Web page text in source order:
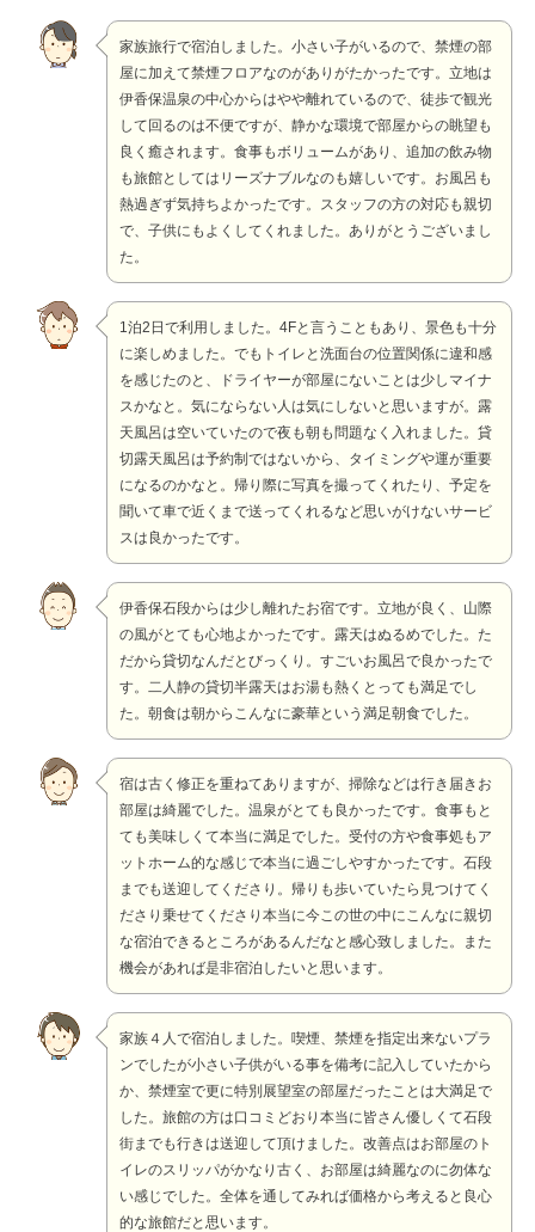
家族旅行で宿泊しました。小さい子がいるので、禁煙の部
屋に加えて禁煙フロアなのがありがたかったです。立地は
伊香保温泉の中心からはやや離れているので、徒歩で観光
して回るのは不便ですが、静かな環境で部屋からの眺望も
良く癒されます。食事もボリュームがあり、追加の飲み物
も旅館としてはリーズナブルなのも嬉しいです。お風呂も
熱過ぎず気持ちよかったです。スタッフの方の対応も親切
で、子供にもよくしてくれました。ありがとうございまし
た。
1泊2日で利用しました。4Fと言うこともあり、景色も十分
に楽しめました。でもトイレと洗面台の位置関係に違和感
を感じたのと、ドライヤーが部屋にないことは少しマイナ
スかなと。気にならない人は気にしないと思いますが。露
天風呂は空いていたので夜も朝も問題なく入れました。貸
切露天風呂は予約制ではないから、タイミングや運が重要
になるのかなと。帰り際に写真を撮ってくれたり、予定を
聞いて車で近くまで送ってくれるなど思いがけないサービ
スは良かったです。
伊香保石段からは少し離れたお宿です。立地が良く、山際
の風がとても心地よかったです。露天はぬるめでした。た
だから貸切なんだとびっくり。すごいお風呂で良かったで
す。二人静の貸切半露天はお湯も熱くとっても満足でし
た。朝食は朝からこんなに豪華という満足朝食でした。
宿は古く修正を重ねてありますが、掃除などは行き届きお
部屋は綺麗でした。温泉がとても良かったです。食事もと
ても美味しくて本当に満足でした。受付の方や食事処もア
ットホーム的な感じで本当に過ごしやすかったです。石段
までも送迎してくださり。帰りも歩いていたら見つけてく
ださり乗せてくださり本当に今この世の中にこんなに親切
な宿泊できるところがあるんだなと感心致しました。また
機会があれば是非宿泊したいと思います。
家族４人で宿泊しました。喫煙、禁煙を指定出来ないプラ
ンでしたが小さい子供がいる事を備考に記入していたから
か、禁煙室で更に特別展望室の部屋だったことは大満足で
した。旅館の方は口コミどおり本当に皆さん優しくて石段
街までも行きは送迎して頂けました。改善点はお部屋のト
イレのスリッパがかなり古く、お部屋は綺麗なのに勿体な
い感じでした。全体を通してみれば価格から考えると良心
的な旅館だと思います。